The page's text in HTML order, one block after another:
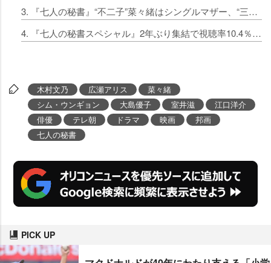
3. 『七人の秘書』“不二子”菜々緒はシングルマザー、“三和”大島優子はフードデリバリー配達員に… 今夜再結集
4. 『七人の秘書スペシャル』2年ぶり集結で視聴率10.4％ 映画への期待感高まる「楽しみすぎる」
木村文乃 広瀬アリス
菜々緒
シム・ウンギョン
大島優子 室井滋
江口洋介
俳優
テレ朝 ドラマ 映画
邦画
七人の秘書
PICK UP